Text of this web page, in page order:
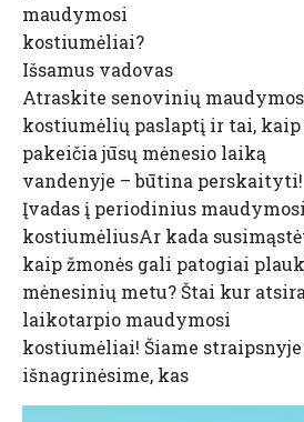
maudymosi
kostiumėliai?
Išsamus vadovas
Atraskite senovinių
kostiumėlių paslaptį ir tai,
pakeičia jūsų mėnesio laiką
vandenyje – būtina perskaityti!
Įvadas į periodinius maudymosi
kostiumėliusAr kada
kaip žmonės gali patogiai
mėnesinių metu? Štai kur
laikotarpio maudymosi
kostiumėliai! Šiame straipsnyje
išnagrinėsime, kas